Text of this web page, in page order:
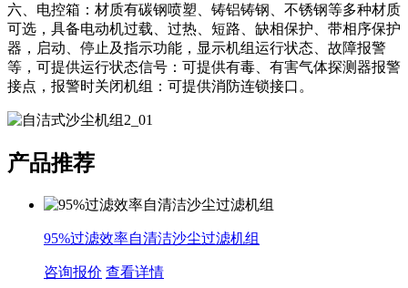
六、电控箱：材质有碳钢喷塑、铸铝铸钢、不锈钢等多种材质
可选，具备电动机过载、过热、短路、缺相保护、带相序保护
器，启动、停止及指示功能，显示机组运行状态、故障报警
等，可提供运行状态信号：可提供有毒、有害气体探测器报警
接点，报警时关闭机组：可提供消防连锁接口。
产品推荐
95%过滤效率自清洁沙尘过滤机组
咨询报价 查看详情